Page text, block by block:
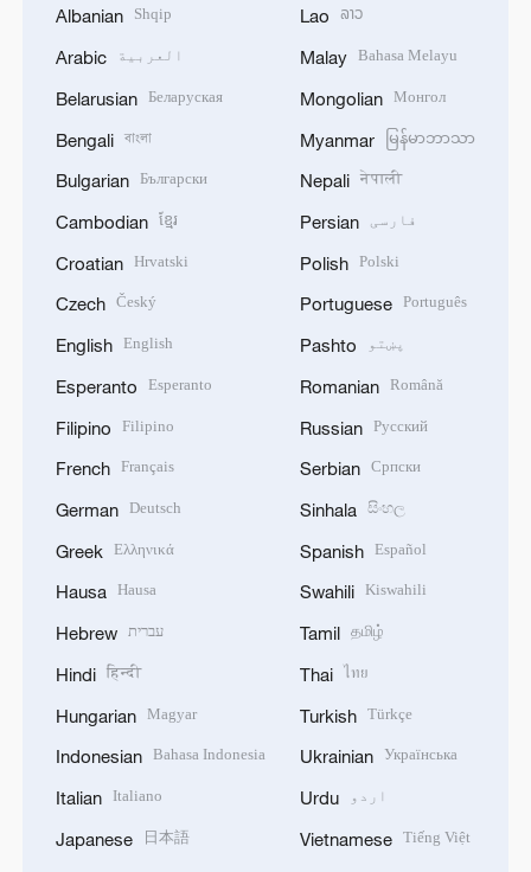
Albanian Shqip
Arabic العربية
Belarusian Беларуская
Bengali বাংলা
Bulgarian Български
Cambodian ខ្មែរ
Croatian Hrvatski
Czech Český
English English
Esperanto Esperanto
Filipino Filipino
French Français
German Deutsch
Greek Ελληνικά
Hausa Hausa
Hebrew עברית
Hindi हिन्दी
Hungarian Magyar
Indonesian Bahasa Indonesia
Italian Italiano
Japanese 日本語
Lao ລາວ
Malay Bahasa Melayu
Mongolian Монгол
Myanmar မြန်မာဘာသာ
Nepali नेपाली
Persian فارسی
Polish Polski
Portuguese Português
Pashto پښتو
Romanian Română
Russian Русский
Serbian Српски
Sinhala සිංහල
Spanish Español
Swahili Kiswahili
Tamil தமிழ்
Thai ไทย
Turkish Türkçe
Ukrainian Українська
Urdu اردو
Vietnamese Tiếng Việt